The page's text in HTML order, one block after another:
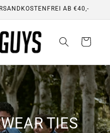
AB €40,-
Warenkorb
TIES